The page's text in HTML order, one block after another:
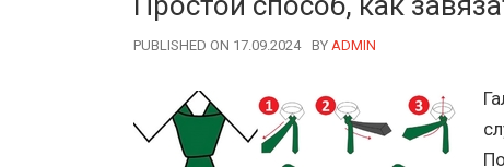
PUBLISHED ON 17.09.2024 BY AUTHOR
ADMIN